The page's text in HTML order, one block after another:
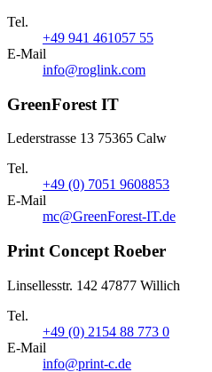
Tel.
+49 941 461057 55
E-Mail
info@roglink.com
GreenForest IT
Lederstrasse 13 75365 Calw
Tel.
+49 (0) 7051 9608853
E-Mail
mc@GreenForest-IT.de
Print Concept Roeber
Linsellesstr. 142 47877 Willich
Tel.
+49 (0) 2154 88 773 0
E-Mail
info@print-c.de